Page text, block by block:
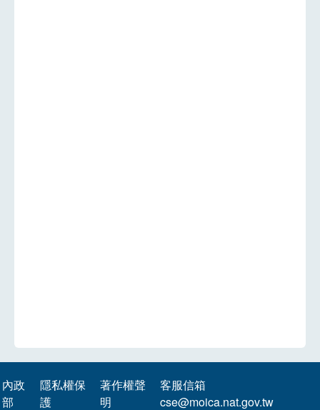
內政
部
隱私權保
護
著作權聲
明
客服信箱
cse@moica.nat.gov.tw